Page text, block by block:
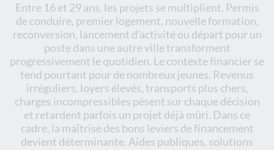
Entre 16 et 29 ans, les projets se multiplient. Permis
de conduire, premier logement, nouvelle formation,
reconversion, lancement d’activité ou départ pour un
poste dans une autre ville transforment
progressivement le quotidien. Le contexte financier se
tend pourtant pour de nombreux jeunes. Revenus
irréguliers, loyers élevés, transports plus chers,
charges incompressibles pèsent sur chaque décision
et retardent parfois un projet déjà mûri. Dans ce
cadre, la maîtrise des bons leviers de financement
devient déterminante. Aides publiques, solutions